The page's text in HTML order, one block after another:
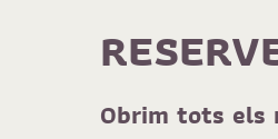
Obrim tots els